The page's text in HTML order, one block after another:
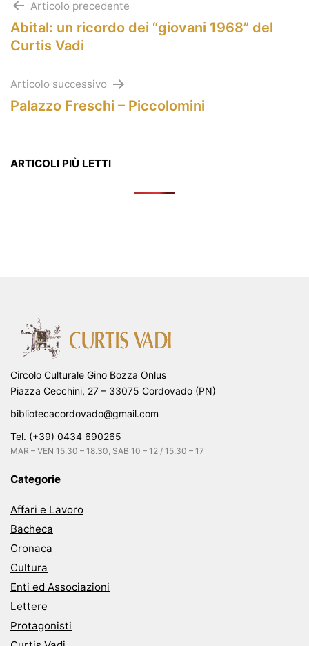
Navigazione
articoli
Articolo precedente
Abital: un ricordo dei “giovani 1968” del
Curtis Vadi
Articolo successivo
Palazzo Freschi – Piccolomini
ARTICOLI PIÙ LETTI
Circolo Culturale Gino Bozza Onlus
Piazza Cecchini, 27 – 33075 Cordovado (PN)
bibliotecacordovado@gmail.com
Tel. (+39) 0434 690265
MAR – VEN 15.30 – 18.30, SAB 10 – 12 / 15.30 – 17
Categorie
Affari e Lavoro
Bacheca
Cronaca
Cultura
Enti ed Associazioni
Lettere
Protagonisti